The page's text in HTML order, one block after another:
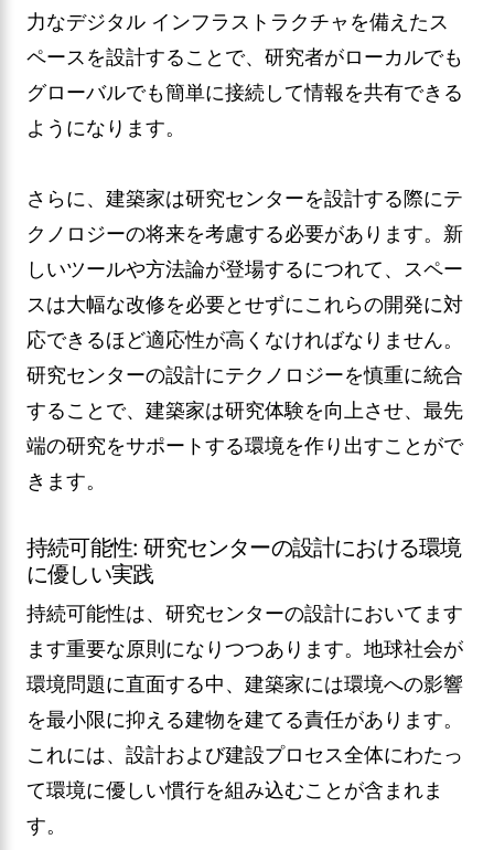
力なデジタル インフラストラクチャを備えたス
ペースを設計することで、研究者がローカルでも
グローバルでも簡単に接続して情報を共有できる
ようになります。
さらに、建築家は研究センターを設計する際にテ
クノロジーの将来を考慮する必要があります。新
しいツールや方法論が登場するにつれて、スペー
スは大幅な改修を必要とせずにこれらの開発に対
応できるほど適応性が高くなければなりません。
研究センターの設計にテクノロジーを慎重に統合
することで、建築家は研究体験を向上させ、最先
端の研究をサポートする環境を作り出すことがで
きます。
持続可能性: 研究センターの設計における環境
に優しい実践
持続可能性は、研究センターの設計においてます
ます重要な原則になりつつあります。地球社会が
環境問題に直面する中、建築家には環境への影響
を最小限に抑える建物を建てる責任があります。
これには、設計および建設プロセス全体にわたっ
て環境に優しい慣行を組み込むことが含まれま
す。